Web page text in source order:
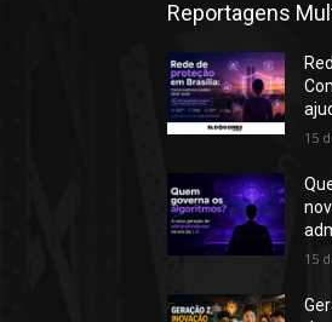
Reportagens
15
15